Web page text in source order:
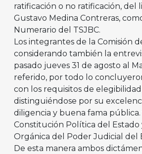
ratificación o no ratificación, del
Gustavo Medina Contreras,
Numerario del TSJBC.
Los integrantes de la Comisión
considerando también la
pasado jueves 31 de agosto al
referido, por todo lo
con los requisitos de
distinguiéndose por su
diligencia y buena fama pública.
Constitución Política del Estado
Orgánica del Poder Judicial del
De esta manera ambos